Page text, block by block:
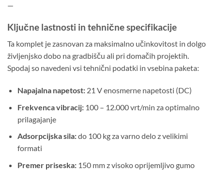
—
Ključne lastnosti in tehnične specifikacije
Ta komplet je zasnovan za maksimalno učinkovitost in dolgo
življenjsko dobo na gradbišču ali pri domačih projektih.
Spodaj so navedeni vsi tehnični podatki in vsebina paketa:
Napajalna napetost:21 V enosmerne napetosti (DC)
Frekvenca vibracij:100 – 12.000 vrt/min za optimalno
prilagajanje
Adsorpcijska sila:do 100 kg za varno delo z velikimi
formati
Premer priseska:150 mm z visoko oprijemljivo gumo